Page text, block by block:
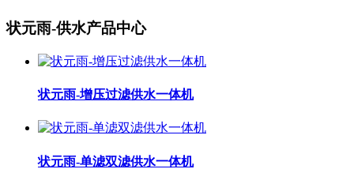
状元雨-供水产品中心
状元雨-增压过滤供水一体机
状元雨-单滤双滤供水一体机